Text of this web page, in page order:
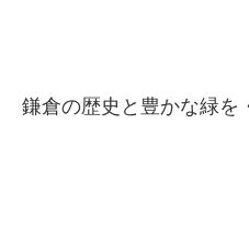
鎌倉の歴史と豊かな緑を